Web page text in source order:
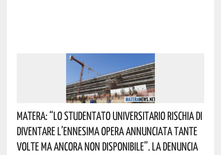
Matera: “Lo Studentato Universitario Rischia Di
Diventare L’ennesima Opera Annunciata Tante
Volte Ma Ancora Non Disponibile”. La Denuncia